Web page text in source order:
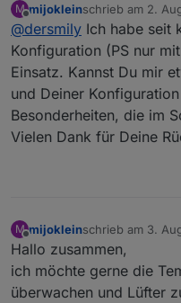
Wie bekomme
javascript.0
Fehler beim
javascript.0
getLowestValue-
Zur Info
Zusatzakku Delta
M
Offline
mijokleinschrieb am 2.
zuletzt editiert
@dersmily Ich habe seit
Konfiguration (PS nur
Einsatz. Kannst Du mir
und Deiner
Besonderheiten, die im
Vielen Dank für Deine
M
Offline
mijokleinschrieb am 3.
zuletzt editiert
Hallo zusammen,
ich möchte gerne die
überwachen und Lüfter